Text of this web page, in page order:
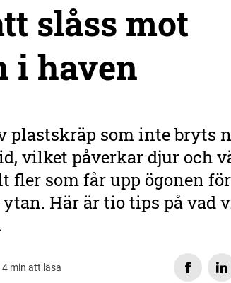
slåss mot
i haven
plastskräp som inte bryts
vilket påverkar djur och
fler som får upp ögonen
Här är tio tips på vad
4 min att läsa